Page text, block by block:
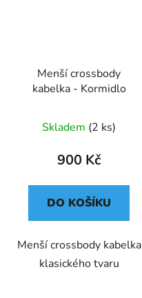
Menší crossbody
kabelka - Kormidlo
Skladem (2 ks)
900 Kč
DO KOŠÍKU
Menší crossbody kabelka
klasického tvaru